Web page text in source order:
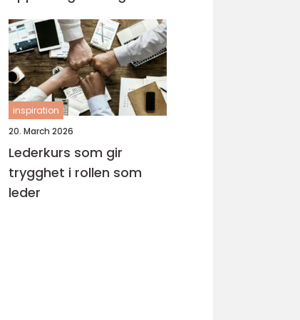
inspiration
20. March 2026
Lederkurs som gir
trygghet i rollen som
leder